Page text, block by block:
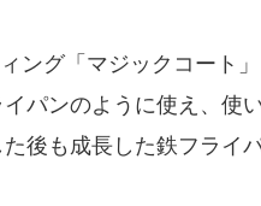
ング「マジックコート
パンのように使え、使
後も成長した鉄フライ